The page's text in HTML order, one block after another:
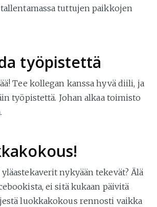
tuttujen paikkojen
työpistettä
Tee kollegan kanssa hyvä diili, ja
työpistettä. Johan alkaa toimisto
nykyään tekevät? Älä
ei sitä kukaan päivitä
luokkakokous rennosti vaikka